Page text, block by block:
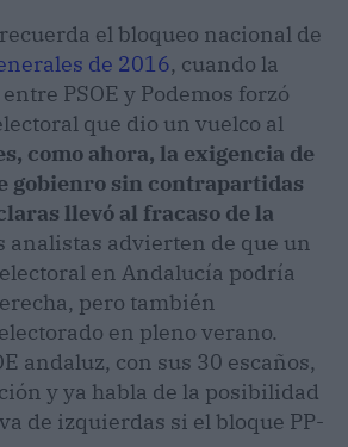
el bloqueo nacional de
de 2016, cuando la
PSOE y Podemos forzó
que dio un vuelco al
como ahora, la exigencia de
gobienro sin contrapartidas
llevó al fracaso de la
analistas advierten de que un
en Andalucía podría
pero también
en pleno verano.
andaluz, con sus 30 escaños,
y ya habla de la posibilidad
de izquierdas si el bloque PP-